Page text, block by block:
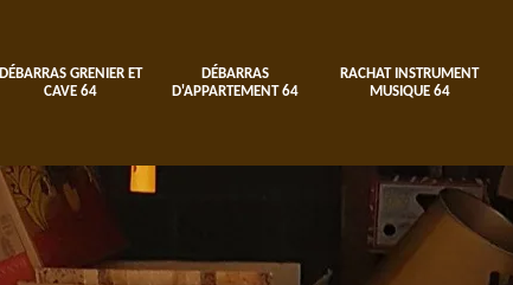
DÉBARRAS GRENIER ET
CAVE 64
DÉBARRAS
D'APPARTEMENT 64
RACHAT INSTRUMENT
MUSIQUE 64